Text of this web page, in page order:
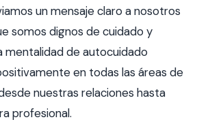
un mensaje claro a nosotros
somos dignos de cuidado y
mentalidad de autocuidado
en todas las áreas de
nuestras relaciones hasta
profesional.